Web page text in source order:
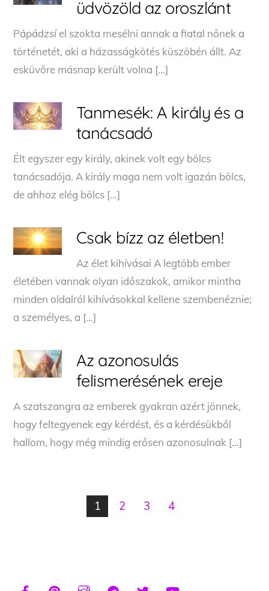
üdvözöld az oroszlánt
Pápádzsí el szokta mesélni annak a fiatal nőnek a
történetét, aki a házasságkötés küszöbén állt. Az
esküvőre másnap került volna […]
Tanmesék: A király és a
tanácsadó
Élt egyszer egy király, akinek volt egy bölcs
tanácsadója. A király maga nem volt igazán bölcs,
de ahhoz elég bölcs […]
Csak bízz az életben!
Az élet kihívásai A legtöbb ember
életében vannak olyan időszakok, amikor mintha
minden oldalról kihívásokkal kellene szembenéznie;
a személyes, a […]
Az azonosulás
felismerésének ereje
A szatszangra az emberek gyakran azért jönnek,
hogy feltegyenek egy kérdést, és a kérdésükből
hallom, hogy még mindig erősen azonosulnak […]
1 2 3 4